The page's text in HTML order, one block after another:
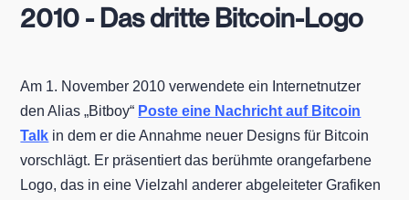
2010 - Das dritte Bitcoin-Logo
Am 1. November 2010 verwendete ein Internetnutzer
den Alias „Bitboy“ Poste eine Nachricht auf Bitcoin
Talk in dem er die Annahme neuer Designs für Bitcoin
vorschlägt. Er präsentiert das berühmte orangefarbene
Logo, das in eine Vielzahl anderer abgeleiteter Grafiken